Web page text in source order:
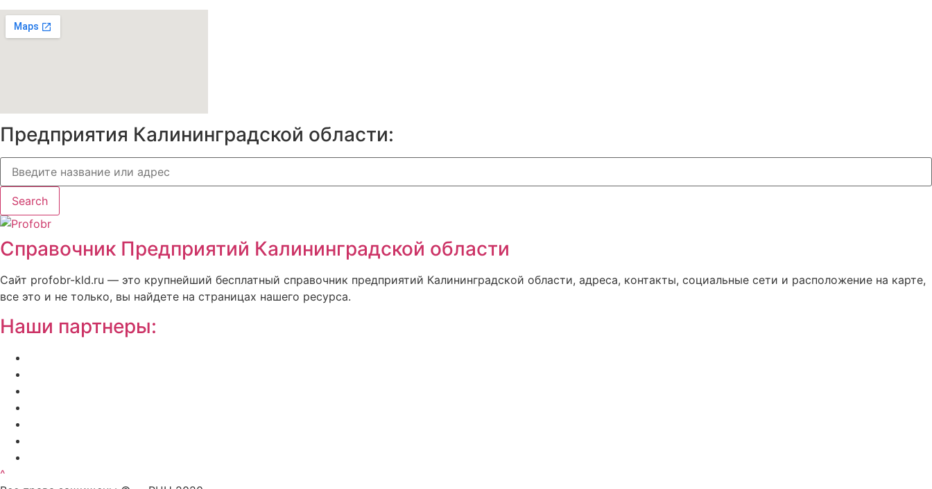
Предприятия Калининградской области:
Search
Справочник Предприятий Калининградской области
Сайт profobr-kld.ru — это крупнейший бесплатный справочник предприятий Калининградской области, адреса, контакты, социальные сети и расположение на карте,
все это и не только, вы найдете на страницах нашего ресурса.
Наши партнеры:
^